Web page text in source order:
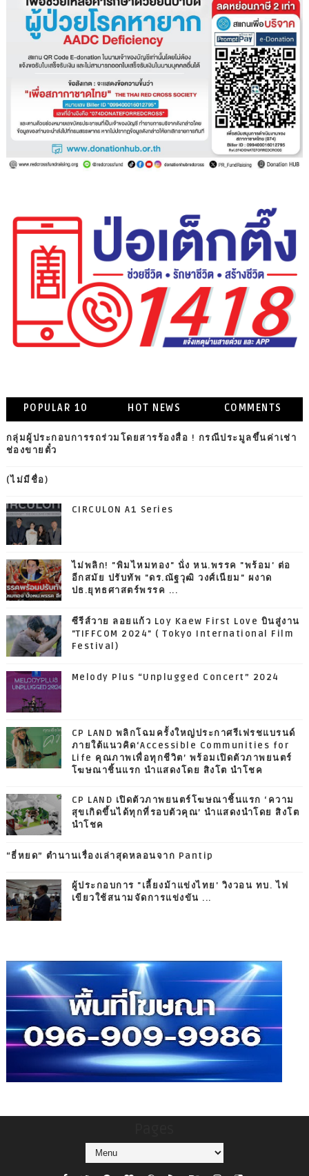
POPULAR 10 HOT NEWS COMMENTS
กลุ่มผู้ประกอบการรถร่วมโดยสารร้องสื่อ ! กรณีประมูลขึ้นค่าเช่า
ช่องขายตั๋ว
(ไม่มีชื่อ)
CIRCULON A1 Series
ไม่พลิก! "พิมไหมทอง" นั่ง หน.พรรค "พร้อม' ต่อ
อีกสมัย ปรับทัพ "ดร.ณัฐวุฒิ วงศ์เนียม" ผงาด
ปธ.ยุทธศาสตร์พรรค ...
ซีรีส์วาย ลอยแก้ว Loy Kaew First Love บินสู่งาน
"TIFFCOM 2024" ( Tokyo International Film
Festival)
Melody Plus “Unplugged Concert” 2024
CP LAND พลิกโฉมครั้งใหญ่ประกาศรีเฟรชแบรนด์
ภายใต้แนวคิด‘Accessible Communities for
Life คุณภาพเพื่อทุกชีวิต’ พร้อมเปิดตัวภาพยนตร์
โฆษณาชิ้นแรก นำแสดงโดย สิงโต นำโชค
CP LAND เปิดตัวภาพยนตร์โฆษณาชิ้นแรก ‘ความ
สุขเกิดขึ้นได้ทุกที่รอบตัวคุณ’ นำแสดงนำโดย สิงโต
นำโชค
“ธี่หยด” ตำนานเรื่องเล่าสุดหลอนจาก Pantip
ผู้ประกอบการ "เลี้ยงม้าแข่งไทย' วิงวอน ทบ. ไฟ
เขียวใช้สนามจัดการแข่งขัน ...